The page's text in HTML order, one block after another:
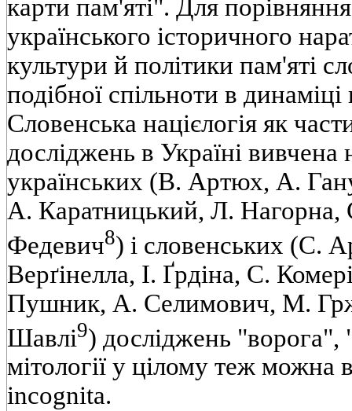
карти пам'яті". Для
українського історичного
культури й політики пам'яті
подібної спільноти в
Словенська націєлогія як
досліджень в Україні вивчена
українських (В. Артюх, А.
А. Каратницький, Л.
Федевич8) і словенських (С.
Верґінелла, І. Ґрдіна, С.
Пушник, А. Селимович, М.
Шавлі9) досліджень "ворога",
мітології у цілому теж можна
incognita.